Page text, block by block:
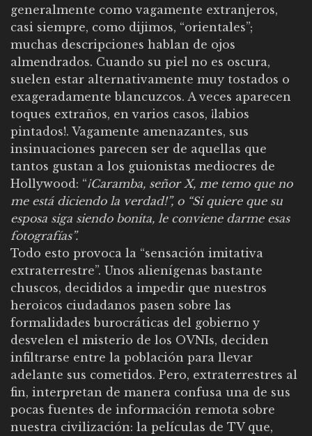
generalmente como vagamente extranjeros,
casi siempre, como dijimos, “orientales”;
muchas descripciones hablan de ojos
almendrados. Cuando su piel no es oscura,
suelen estar alternativamente muy tostados o
exageradamente blancuzcos. A veces aparecen
toques extraños, en varios casos, ¡labios
pintados!. Vagamente amenazantes, sus
insinuaciones parecen ser de aquellas que
tantos gustan a los guionistas mediocres de
Hollywood: “¡Caramba, señor X, me temo que no
me está diciendo la verdad!”, o “Si quiere que su
esposa siga siendo bonita, le conviene darme esas
fotografías”.
Todo esto provoca la “sensación imitativa
extraterrestre”. Unos alienígenas bastante
chuscos, decididos a impedir que nuestros
heroicos ciudadanos pasen sobre las
formalidades burocráticas del gobierno y
desvelen el misterio de los OVNIs, deciden
infiltrarse entre la población para llevar
adelante sus cometidos. Pero, extraterrestres al
fin, interpretan de manera confusa una de sus
pocas fuentes de información remota sobre
nuestra civilización: la películas de TV que,